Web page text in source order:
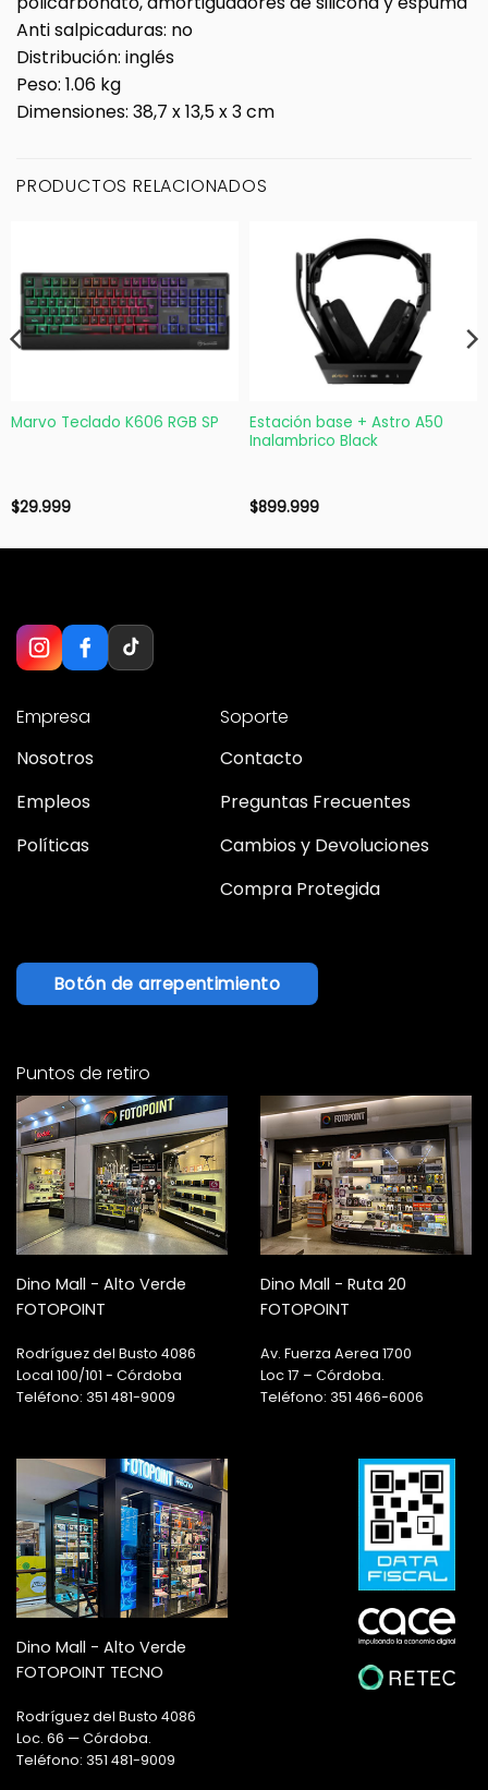
Anti salpicaduras: no
Distribución: inglés
Peso: 1.06 kg
Dimensiones: 38,7 x 13,5 x 3 cm
PRODUCTOS RELACIONADOS
Marvo Teclado K606 RGB SP
$29.999
Estación base + Astro A50
Inalambrico Black
$899.999
Empresa
Nosotros
Empleos
Políticas
Soporte
Contacto
Preguntas Frecuentes
Cambios y Devoluciones
Compra Protegida
Botón de arrepentimiento
Puntos de retiro
Dino Mall - Alto Verde
FOTOPOINT
Rodríguez del Busto 4086
Local 100/101 - Córdoba
Teléfono: 351 481-9009
Dino Mall - Ruta 20
FOTOPOINT
Av. Fuerza Aerea 1700
Loc 17 – Córdoba.
Teléfono: 351 466-6006
Dino Mall - Alto Verde
FOTOPOINT TECNO
Rodríguez del Busto 4086
Loc. 66 — Córdoba.
Teléfono: 351 481-9009